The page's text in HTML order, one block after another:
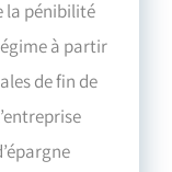
la pénibilité
à partir
de fin de